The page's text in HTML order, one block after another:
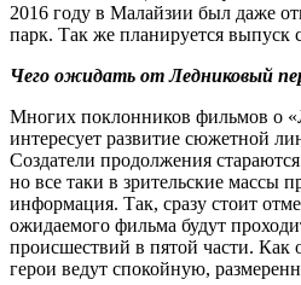
2016 году в Малайзии был даже
парк. Так же планируется выпуск
Чего ожидать от Ледниковый
Многих поклонников фильмов о
интересует развитие сюжетной
Создатели продолжения
но все таки в зрительские массы
информация. Так, сразу стоит
ожидаемого фильма будут
происшествий в пятой части. Как
герои ведут спокойную,